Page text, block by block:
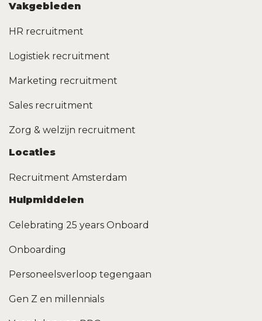
Vakgebieden
HR recruitment
Logistiek recruitment
Marketing recruitment
Sales recruitment
Zorg & welzijn recruitment
Locaties
Recruitment Amsterdam
Hulpmiddelen
Celebrating 25 years Onboard
Onboarding
Personeelsverloop tegengaan
Gen Z en millennials